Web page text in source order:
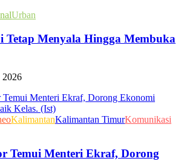
Urban
Tetap Menyala Hingga Membuka
2026
KalimantanKalimantan TimurKomunikasi
Temui Menteri Ekraf, Dorong